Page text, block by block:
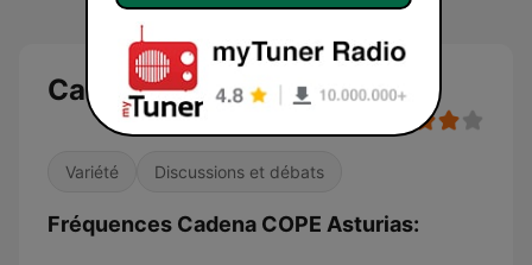
Cadena COPE Asturias
Variété Discussions et débats
Fréquences Cadena COPE Asturias: